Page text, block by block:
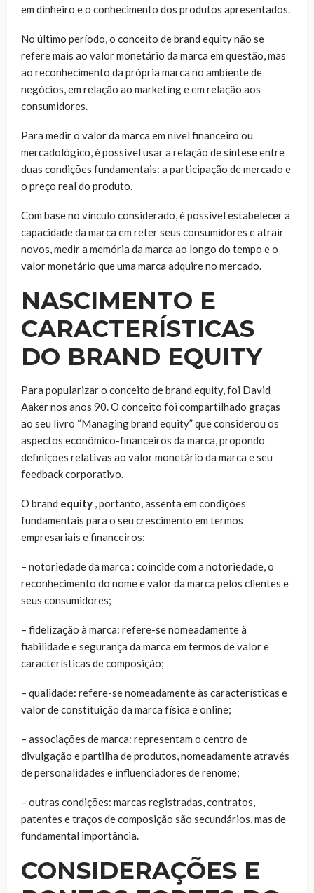
em dinheiro e o conhecimento dos produtos apresentados.
No último período, o conceito de brand equity não se
refere mais ao valor monetário da marca em questão, mas
ao reconhecimento da própria marca no ambiente de
negócios, em relação ao marketing e em relação aos
consumidores.
Para medir o valor da marca em nível financeiro ou
mercadológico, é possível usar a relação de síntese entre
duas condições fundamentais: a participação de mercado e
o preço real do produto.
Com base no vínculo considerado, é possível estabelecer a
capacidade da marca em reter seus consumidores e atrair
novos, medir a memória da marca ao longo do tempo e o
valor monetário que uma marca adquire no mercado.
NASCIMENTO E
CARACTERÍSTICAS
DO BRAND EQUITY
Para popularizar o conceito de brand equity, foi David
Aaker nos anos 90. O conceito foi compartilhado graças
ao seu livro “Managing brand equity” que considerou os
aspectos econômico-financeiros da marca, propondo
definições relativas ao valor monetário da marca e seu
feedback corporativo.
O brand equity , portanto, assenta em condições
fundamentais para o seu crescimento em termos
empresariais e financeiros:
– notoriedade da marca : coincide com a notoriedade, o
reconhecimento do nome e valor da marca pelos clientes e
seus consumidores;
– fidelização à marca: refere-se nomeadamente à
fiabilidade e segurança da marca em termos de valor e
características de composição;
– qualidade: refere-se nomeadamente às características e
valor de constituição da marca física e online;
– associações de marca: representam o centro de
divulgação e partilha de produtos, nomeadamente através
de personalidades e influenciadores de renome;
– outras condições: marcas registradas, contratos,
patentes e traços de composição são secundários, mas de
fundamental importância.
CONSIDERAÇÕES E